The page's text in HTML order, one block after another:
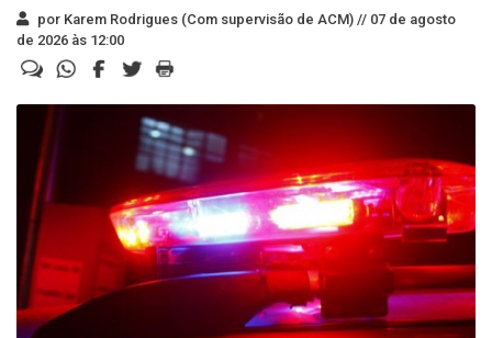
por Karem Rodrigues (Com supervisão de ACM) // 07 de agosto
de 2026 às 12:00